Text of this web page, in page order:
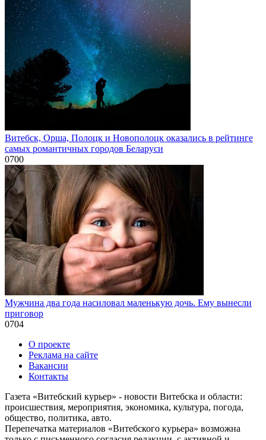
Витебск, Орша, Полоцк и Новополоцк оказались в рейтинге
самых романтичных городов Беларуси
0700
Мужчина два года насиловал маленькую дочь. Ему вынесли
приговор
0704
О проекте
Реклама на сайте
Вакансии
Контакты
Газета «Витебский курьер» - новости Витебска и области:
происшествия, мероприятия, экономика, культура, погода,
общество, политика, авто.
Перепечатка материалов «Витебского курьера» возможна